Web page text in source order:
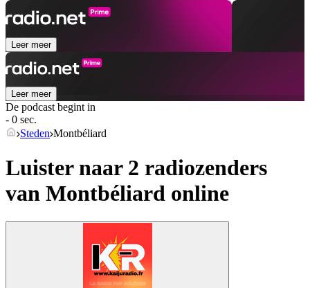
Leer meer
Leer meer
De podcast begint in
- 0 sec.
Steden Montbéliard
Luister naar 2 radiozenders
van Montbéliard online